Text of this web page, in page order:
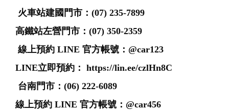
火車站建國門市：(07) 235-7899
高鐵站左營門市：(07) 350-2359
線上預約 LINE 官方帳號：@car123
LINE立即預約： https://lin.ee/czlHn8C
​ 台南門市：(06) 222-6089
線上預約 LINE 官方帳號：@car456